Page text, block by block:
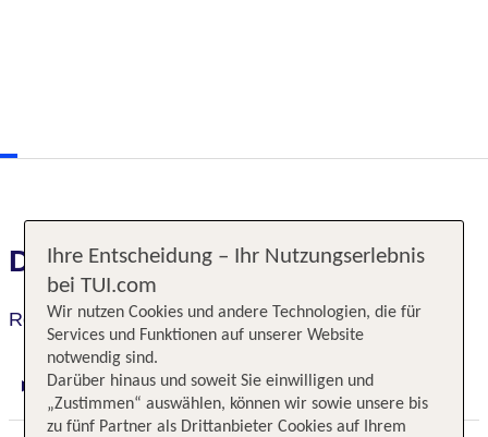
Das erwartet Sie
Royal Lahaina Resort & Bungalows
Digitaler und telefonischer 24/7 TUI Service
Ihre Entscheidung – Ihr Nutzungserlebnis
bei TUI.com
Wir nutzen Cookies und andere Technologien, die für
Services und Funktionen auf unserer Website
notwendig sind.
Darüber hinaus und soweit Sie einwilligen und
„Zustimmen“ auswählen, können wir sowie unsere bis
zu fünf Partner als Drittanbieter Cookies auf Ihrem